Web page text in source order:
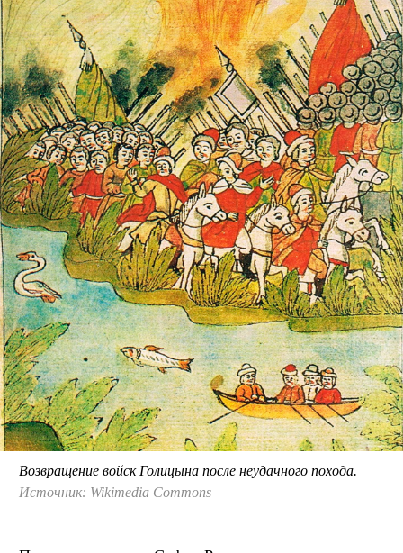
Возвращение войск Голицына после неудачного похода.
Источник: Wikimedia Commons